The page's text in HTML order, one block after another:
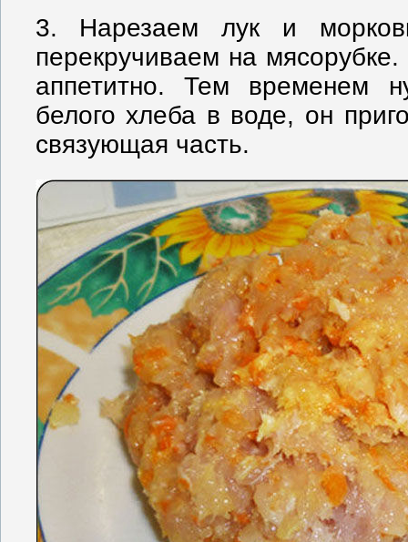
3. Нарезаем лук и
перекручиваем на
аппетитно. Тем временем
белого хлеба в воде, он
связующая часть.